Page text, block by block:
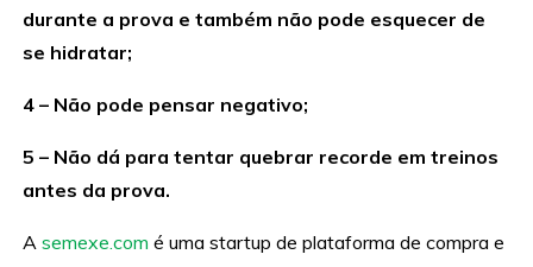
durante a prova e também não pode esquecer de
se hidratar;
4 – Não pode pensar negativo;
5 – Não dá para tentar quebrar recorde em treinos
antes da prova.
Asemexe.com é uma startup de plataforma de compra e